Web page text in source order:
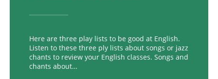
Here are three play lists to be good at English.
Listen to these three ply lists about songs or jazz
chants to review your English classes. Songs and
chants about…